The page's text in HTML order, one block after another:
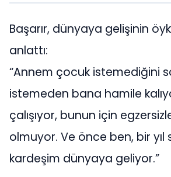
Başarır, dünyaya gelişinin
anlattı:
“Annem çocuk istemediğini
istemeden bana hamile
çalışıyor, bunun için
olmuyor. Ve önce ben, bir yıl
kardeşim dünyaya geliyor.”